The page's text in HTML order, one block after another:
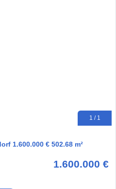
1 / 1
1.600.000 € 502.68 m²
1.600.000 €